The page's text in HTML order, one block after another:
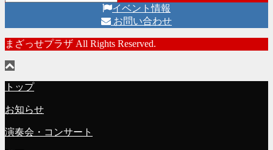
イベント情報
お問い合わせ
まざっせプラザ All Rights Reserved.
トップ
お知らせ
演奏会・コンサート